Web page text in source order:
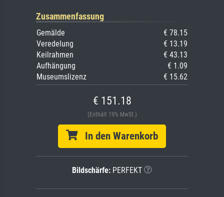
Zusammenfassung
Gemälde
€ 78.15
Veredelung
€ 13.19
Keilrahmen
€ 43.13
Aufhängung
€ 1.09
Museumslizenz
€ 15.62
€ 151.18
(Enthält 19% MwSt.)
In den Warenkorb
Bildschärfe: PERFEKT